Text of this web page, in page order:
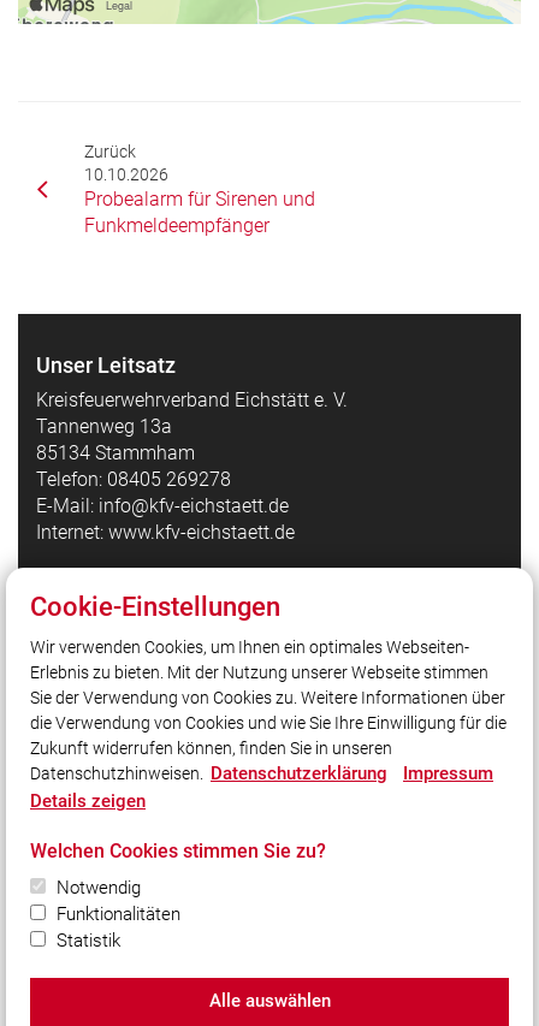
Zurück
10.10.2026
Probealarm für Sirenen und
Funkmeldeempfänger
Unser Leitsatz
Kreisfeuerwehrverband Eichstätt e. V.
Tannenweg 13a
85134 Stammham
Telefon: 08405 269278
E-Mail: info@kfv-eichstaett.de
Internet: www.kfv-eichstaett.de
Quicklinks
Kreisfeuerwehrverband Eichstätt auf Facebook
Bezirksfeuerwehrverband Oberbayern
Landesfeuerwehrverband Bayern
Social Media
Bleiben Sie mit uns in Kontakt und vernetzen Sie sich
mit uns!
© 2026 Kreisfeuerwehrverband Eichstätt
Cookie-Einstellungen
Wir verwenden Cookies, um Ihnen ein optimales Webseiten-
Erlebnis zu bieten. Mit der Nutzung unserer Webseite stimmen
Sie der Verwendung von Cookies zu. Weitere Informationen über
die Verwendung von Cookies und wie Sie Ihre Einwilligung für die
Zukunft widerrufen können, finden Sie in unseren
Datenschutzhinweisen. Datenschutzerklärung
Impressum
Details zeigen
Welchen Cookies stimmen Sie zu?
Notwendig
Funktionalitäten
Statistik
Alle auswählen